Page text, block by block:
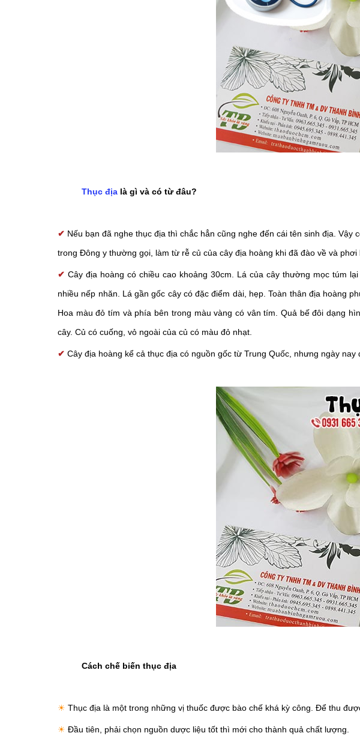
Thục địa là gì và có từ đâu?
✔ Nếu bạn đã nghe thục địa thì chắc hẳn cũng nghe đến cái tên sinh địa.
trong Đông y thường gọi, làm từ rễ củ của cây địa hoàng khi đã đào về và phơi
✔ Cây địa hoàng có chiều cao khoảng 30cm. Lá của cây thường mọc túm
nhiều nếp nhăn. Lá gần gốc cây có đặc điểm dài, hẹp. Toàn thân địa hoàng
Hoa màu đỏ tím và phía bên trong màu vàng có vân tím. Quả bế đôi dạng
cây. Củ có cuống, vỏ ngoài của củ có màu đỏ nhạt.
✔ Cây địa hoàng kể cả thục địa có nguồn gốc từ Trung Quốc, nhưng ngày
Cách chế biến thục địa
☀ Thục địa là một trong những vị thuốc được bào chế khá kỳ công. Để thu
☀ Đầu tiên, phải chọn nguồn dược liệu tốt thì mới cho thành quả chất lượng.